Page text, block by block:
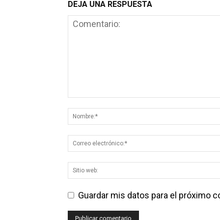
DEJA UNA RESPUESTA
Guardar mis datos para el próximo